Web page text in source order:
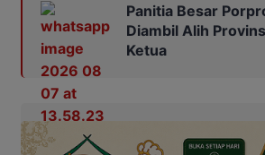
Panitia Besar
Diambil Alih
Ketua